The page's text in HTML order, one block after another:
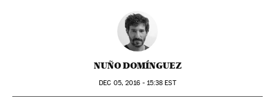
NUÑO DOMÍNGUEZ
DEC 05, 2016 - 15:38 EST